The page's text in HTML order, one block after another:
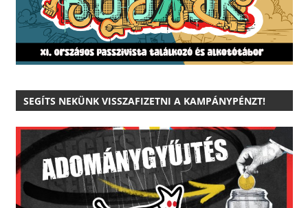
SEGÍTS NEKÜNK VISSZAFIZETNI A KAMPÁNYPÉNZT!